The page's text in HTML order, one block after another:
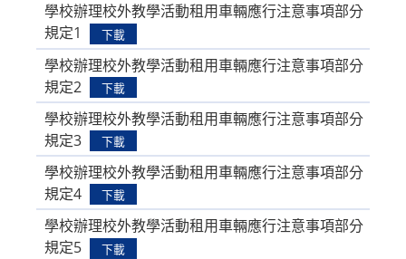
學校辦理校外教學活動租用車輛應行注意事項部分
規定1
下載
學校辦理校外教學活動租用車輛應行注意事項部分
規定2
下載
學校辦理校外教學活動租用車輛應行注意事項部分
規定3
下載
學校辦理校外教學活動租用車輛應行注意事項部分
規定4
下載
學校辦理校外教學活動租用車輛應行注意事項部分
規定5
下載